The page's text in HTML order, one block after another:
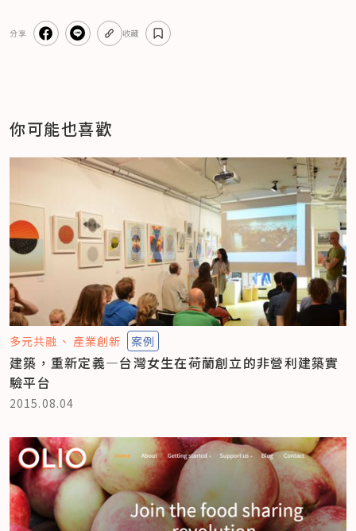
分享 收藏
你可能也喜歡
多元共融 產業創新 案例
建築，重新定義—台灣女生在荷蘭創立的非營利建築實
驗平台
2015.08.04